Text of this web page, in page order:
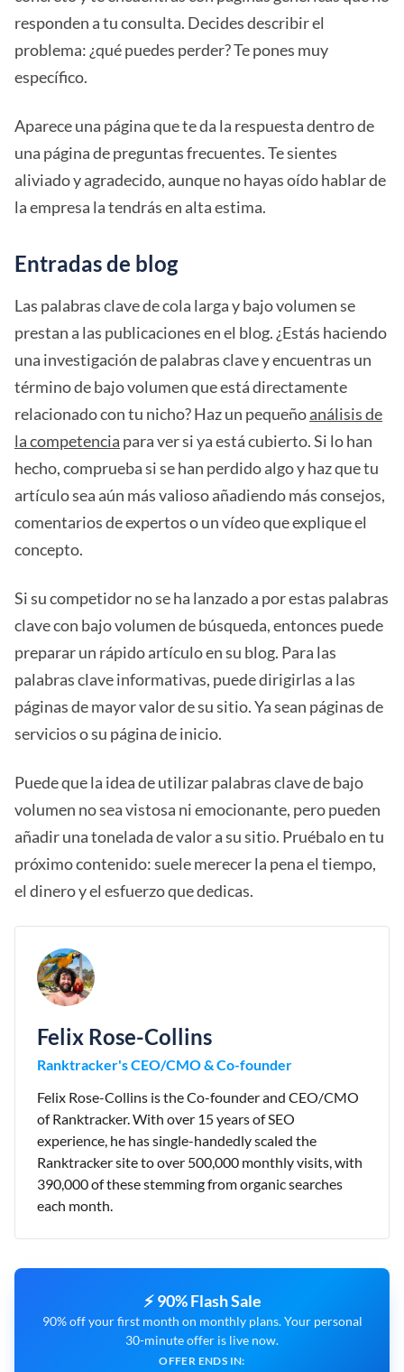
responden a tu consulta. Decides describir el
problema: ¿qué puedes perder? Te pones muy
específico.
Aparece una página que te da la respuesta dentro de
una página de preguntas frecuentes. Te sientes
aliviado y agradecido, aunque no hayas oído hablar de
la empresa la tendrás en alta estima.
Entradas de blog
Las palabras clave de cola larga y bajo volumen se
prestan a las publicaciones en el blog. ¿Estás haciendo
una investigación de palabras clave y encuentras un
término de bajo volumen que está directamente
relacionado con tu nicho? Haz un pequeñoanálisis de
la competencia para ver si ya está cubierto. Si lo han
hecho, comprueba si se han perdido algo y haz que tu
artículo sea aún más valioso añadiendo más consejos,
comentarios de expertos o un vídeo que explique el
concepto.
Si su competidor no se ha lanzado a por estas palabras
clave con bajo volumen de búsqueda, entonces puede
preparar un rápido artículo en su blog. Para las
palabras clave informativas, puede dirigirlas a las
páginas de mayor valor de su sitio. Ya sean páginas de
servicios o su página de inicio.
Puede que la idea de utilizar palabras clave de bajo
volumen no sea vistosa ni emocionante, pero pueden
añadir una tonelada de valor a su sitio. Pruébalo en tu
próximo contenido: suele merecer la pena el tiempo,
el dinero y el esfuerzo que dedicas.
Felix Rose-Collins
Ranktracker's CEO/CMO & Co-founder
Felix Rose-Collins is the Co-founder and CEO/CMO
of Ranktracker. With over 15 years of SEO
experience, he has single-handedly scaled the
Ranktracker site to over 500,000 monthly visits, with
390,000 of these stemming from organic searches
each month.
⚡ 90% Flash Sale
90% off your first month on monthly plans. Your personal
30-minute offer is live now.
OFFER ENDS IN: